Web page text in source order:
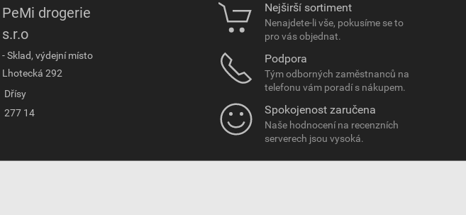
PeMi drogerie
s.r.o
- Sklad, výdejní místo
Lhotecká 292
Dřísy
277 14
Nejširší sortiment
Nenajdete-li vše, pokusíme se to
pro vás objednat.
Podpora
Tým odborných zaměstnanců na
telefonu vám poradí s nákupem.
Spokojenost zaručena
Naše hodnocení na recenzních
serverech jsou vysoká.